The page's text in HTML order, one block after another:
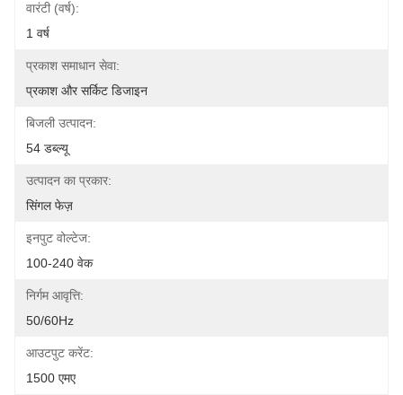
वारंटी (वर्ष):
1 वर्ष
प्रकाश समाधान सेवा:
प्रकाश और सर्किट डिजाइन
बिजली उत्पादन:
54 डब्ल्यू
उत्पादन का प्रकार:
सिंगल फेज़
इनपुट वोल्टेज:
100-240 वेक
निर्गम आवृत्ति:
50/60Hz
आउटपुट करेंट:
1500 एमए